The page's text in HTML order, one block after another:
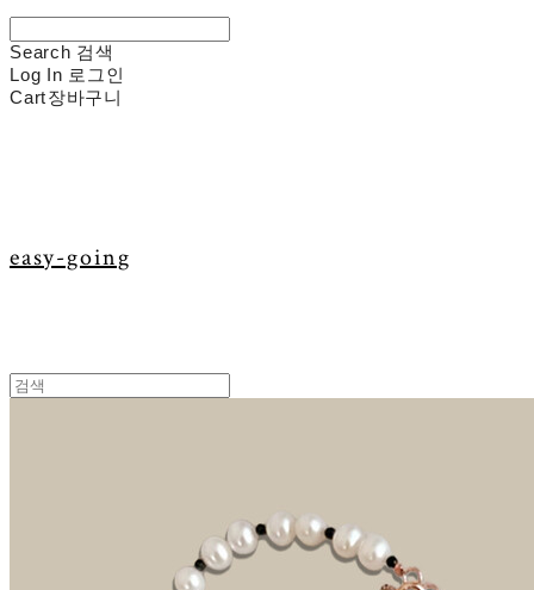
Search 검색
Log In 로그인
Cart장바구니
easy-going